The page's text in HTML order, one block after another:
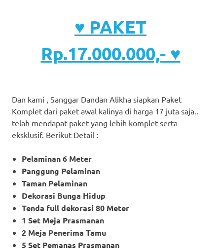
♥ PAKET
Rp.17.000.000,- ♥
Dan kami , Sanggar Dandan Alikha siapkan Paket
Komplet dari paket awal kalinya di harga 17 juta saja..
telah mendapat paket yang lebih komplet serta
eksklusif. Berikut Detail :
Pelaminan 6 Meter
Panggung Pelaminan
Taman Pelaminan
Dekorasi Bunga Hidup
Tenda full dekorasi 80 Meter
1 Set Meja Prasmanan
2 Meja Penerima Tamu
5 Set Pemanas Prasmanan